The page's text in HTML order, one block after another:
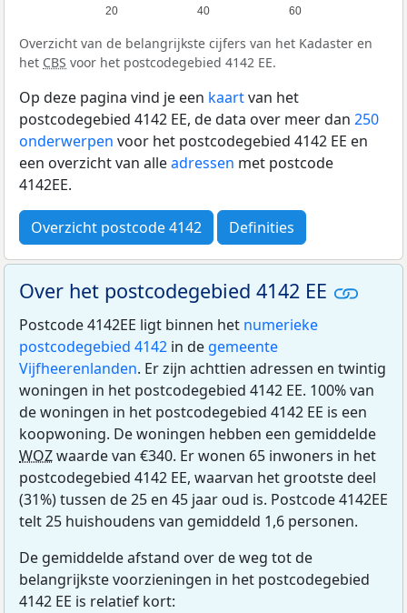
20 40 60
Overzicht van de belangrijkste cijfers van het Kadaster en
het CBS voor het postcodegebied 4142 EE.
Op deze pagina vind je een kaartvan het
postcodegebied 4142 EE, de data over meer dan 250
onderwerpen voor het postcodegebied 4142 EE en
een overzicht van alleadressen met postcode
4142EE.
Overzicht postcode 4142 Definities
Over het postcodegebied 4142 EE
Postcode 4142EE ligt binnen het numerieke
postcodegebied 4142 in de gemeente
Vijfheerenlanden. Er zijn achttien adressen en twintig
woningen in het postcodegebied 4142 EE. 100% van
de woningen in het postcodegebied 4142 EE is een
koopwoning. De woningen hebben een gemiddelde
WOZwaarde van €340. Er wonen 65 inwoners in het
postcodegebied 4142 EE, waarvan het grootste deel
(31%) tussen de 25 en 45 jaar oud is. Postcode 4142EE
telt 25 huishoudens van gemiddeld 1,6 personen.
De gemiddelde afstand over de weg tot de
belangrijkste voorzieningen in het postcodegebied
4142 EE is relatief kort: